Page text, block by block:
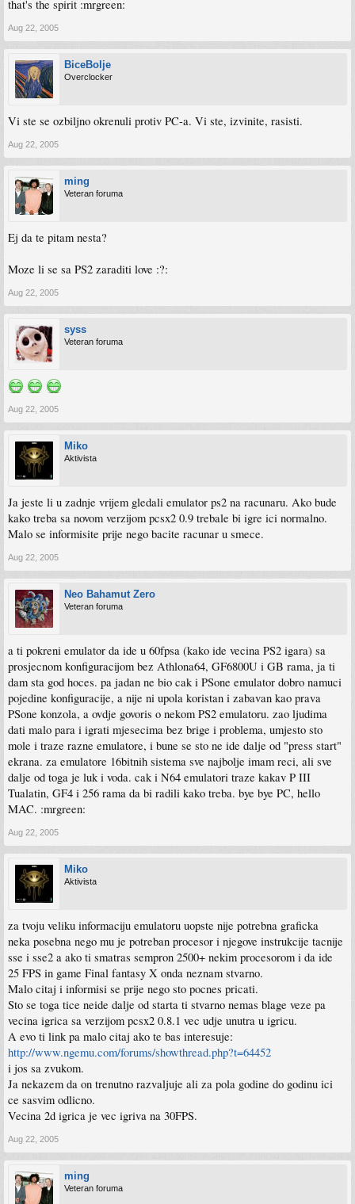
that's the spirit :mrgreen:
Aug 22, 2005
BiceBolje
Overclocker
Vi ste se ozbiljno okrenuli protiv PC-a. Vi ste, izvinite, rasisti.
Aug 22, 2005
ming
Veteran foruma
Ej da te pitam nesta?
Moze li se sa PS2 zaraditi love :?:
Aug 22, 2005
syss
Veteran foruma
Aug 22, 2005
Miko
Aktivista
Ja jeste li u zadnje vrijem gledali emulator ps2 na racunaru. Ako bude
kako treba sa novom verzijom pcsx2 0.9 trebale bi igre ici normalno.
Malo se informisite prije nego bacite racunar u smece.
Aug 22, 2005
Neo Bahamut Zero
Veteran foruma
a ti pokreni emulator da ide u 60fpsa (kako ide vecina PS2 igara) sa
prosjecnom konfiguracijom bez Athlona64, GF6800U i GB rama, ja ti
dam sta god hoces. pa jadan ne bio cak i PSone emulator dobro namuci
pojedine konfiguracije, a nije ni upola koristan i zabavan kao prava
PSone konzola, a ovdje govoris o nekom PS2 emulatoru. zao ljudima
dati malo para i igrati mjesecima bez brige i problema, umjesto sto
mole i traze razne emulatore, i bune se sto ne ide dalje od "press start"
ekrana. za emulatore 16bitnih sistema sve najbolje imam reci, ali sve
dalje od toga je luk i voda. cak i N64 emulatori traze kakav P III
Tualatin, GF4 i 256 rama da bi radili kako treba. bye bye PC, hello
MAC. :mrgreen:
Aug 22, 2005
Miko
Aktivista
za tvoju veliku informaciju emulatoru uopste nije potrebna graficka
neka posebna nego mu je potreban procesor i njegove instrukcije tacnije
sse i sse2 a ako ti smatras sempron 2500+ nekim procesorom i da ide
25 FPS in game Final fantasy X onda neznam stvarno.
Malo citaj i informisi se prije nego sto pocnes pricati.
Sto se toga tice neide dalje od starta ti stvarno nemas blage veze pa
vecina igrica sa verzijom pcsx2 0.8.1 vec udje unutra u igricu.
A evo ti link pa malo citaj ako te bas interesuje:
http://www.ngemu.com/forums/showthread.php?t=64452
i jos sa zvukom.
Ja nekazem da on trenutno razvaljuje ali za pola godine do godinu ici
ce sasvim odlicno.
Vecina 2d igrica je vec igriva na 30FPS.
Aug 22, 2005
ming
Veteran foruma